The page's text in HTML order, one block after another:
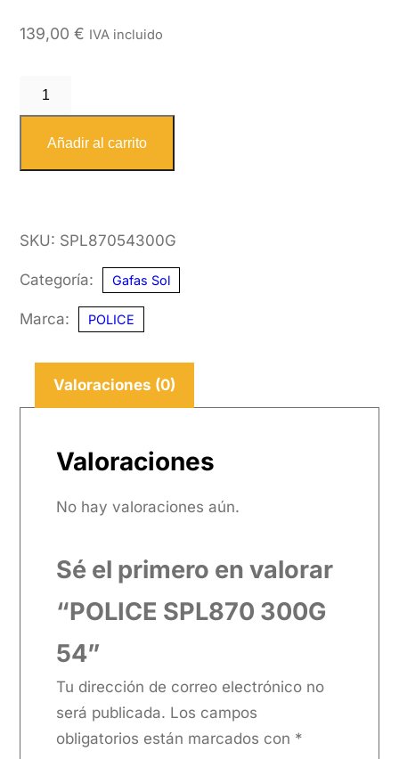
139,00€ IVA incluido
POLICE
SPL870
300GAñadir al carrito
SKU: SPL87054300G
Categoría: Gafas Sol
Marca: POLICE
Valoraciones (0)
Valoraciones
No hay valoraciones aún.
Sé el primero en valorar
“POLICE SPL870 300G
54”
Tu dirección de correo electrónico no
será publicada. Los campos
obligatorios están marcados con *